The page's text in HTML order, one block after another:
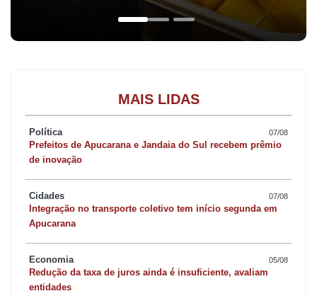
MAIS LIDAS
Política 07/08
Prefeitos de Apucarana e Jandaia do Sul recebem prêmio
de inovação
Cidades 07/08
Integração no transporte coletivo tem início segunda em
Apucarana
Economia 05/08
Redução da taxa de juros ainda é insuficiente, avaliam
entidades